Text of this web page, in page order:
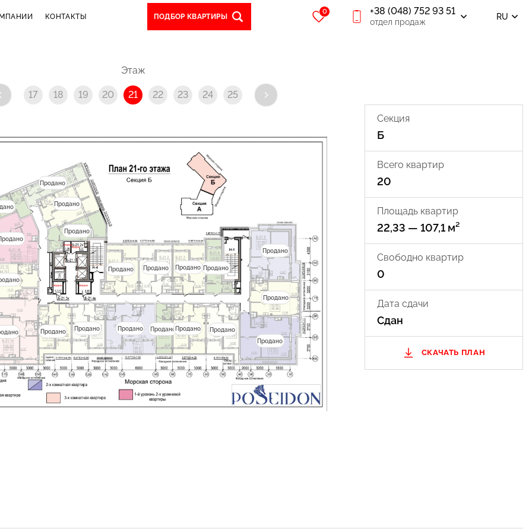
КОНТАКТЫ ПОДБОР КВАРТИРЫ
0 +38 (048) 752 93 51
отдел продаж
RU
Этаж
17 18 19 20 21 22 23 24 25
Продано
Продано
Продано
Продано
Продано
Продано
Продано
Продано
Продано
Продано Продано
Продано
Продано
Продано
Продано
Продано
Секция
Б
Всего квартир
20
Площадь квартир
22,33 — 107,1 м²
Свободно квартир
0
Дата сдачи
Сдан
СКАЧАТЬ ПЛАН